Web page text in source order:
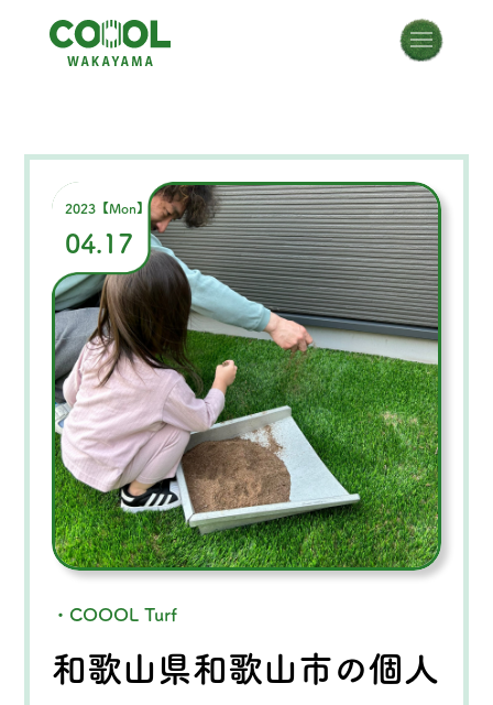
2023【Mon】
04.17
・COOOL Turf
和歌山県和歌山市の個人